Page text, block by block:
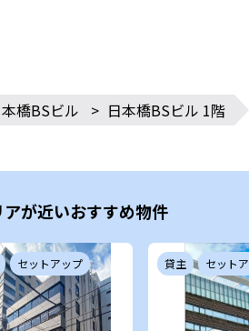
橋BSビル > 日本橋BSビル 1階
が近いおすすめ物件
セットアップ 貸主 セット